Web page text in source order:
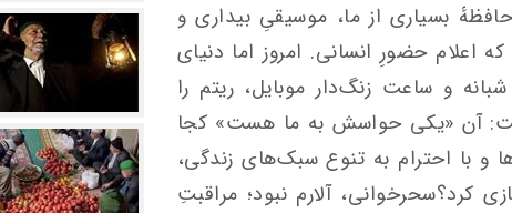
بسیاری از ما، موسیقیِ بیداری و
اعلام حضورِ انسانی. امروز اما دنیای
و ساعت زنگ‌دار موبایل، ریتم را
آن «یکی حواسش به ما هست» کجا
و با احترام به تنوع سبک‌های زندگی،
کرد؟سحرخوانی، آلارم نبود؛ مراقبتِ